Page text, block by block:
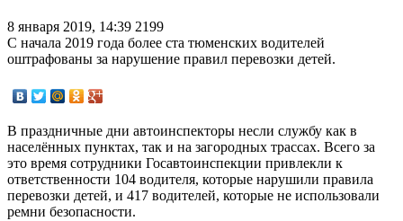
8 января 2019, 14:39 2199
С начала 2019 года более ста тюменских водителей
оштрафованы за нарушение правил перевозки детей.
В праздничные дни автоинспекторы несли службу как в
населённых пунктах, так и на загородных трассах. Всего за
это время сотрудники Госавтоинспекции привлекли к
ответственности 104 водителя, которые нарушили правила
перевозки детей, и 417 водителей, которые не использовали
ремни безопасности.